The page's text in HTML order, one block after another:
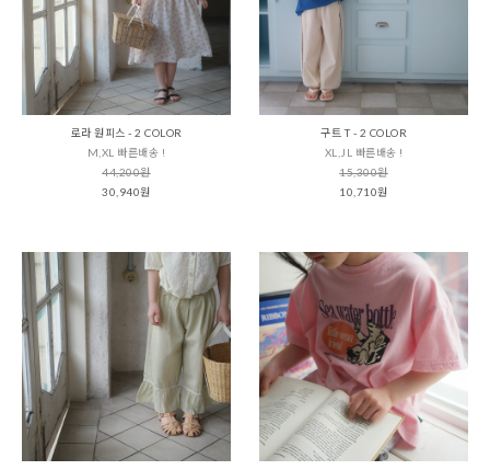
로라 원피스 - 2 COLOR
M,XL 빠른배송 !
44,200원
30,940원
구트 T - 2 COLOR
XL,JL 빠른배송 !
15,300원
10,710원